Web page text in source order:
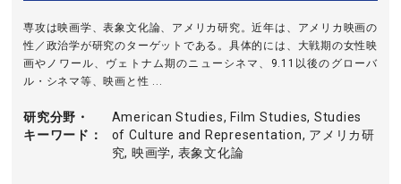
専攻は映画学、表象文化論、アメリカ研究。近年は、アメリカ映画の
性／政治学が研究のターゲットである。具体的には、大戦期の女性映
画やノワール、ヴェトナム期のニューシネマ、9.11以後のグローバ
ル・シネマ等、映画と性 ...
研究分野・
キーワード
American Studies, Film Studies, Studies
of Culture and Representation, アメリカ研
究, 映画学, 表象文化論